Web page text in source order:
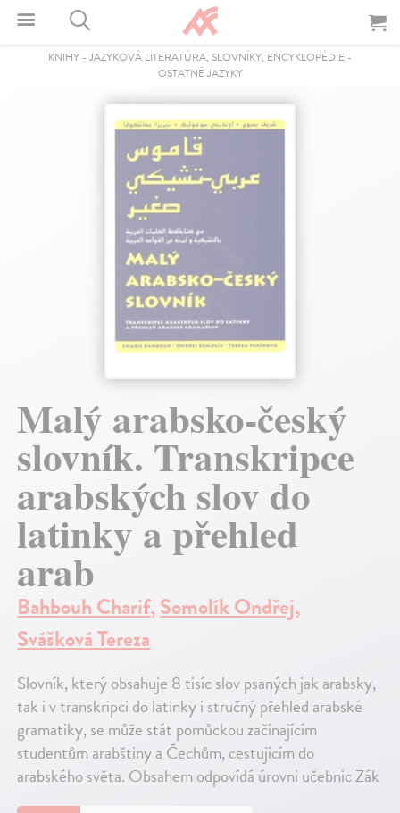
KNIHY - JAZYKOVÁ LITERATÚRA, SLOVNÍKY, ENCYKLOPÉDIE -
OSTATNÉ JAZYKY
Malý arabsko-český
slovník. Transkripce
arabských slov do
latinky a přehled
arab
Bahbouh Charif,Somolík Ondřej,
Svášková Tereza
Slovník, který obsahuje 8 tisíc slov psaných jak arabsky,
tak i v transkripci do latinky i stručný přehled arabské
gramatiky, se může stát pomůckou začínajícím
studentům arabštiny a Čechům, cestujícím do
arabského světa. Obsahem odpovídá úrovni učebnic Zák